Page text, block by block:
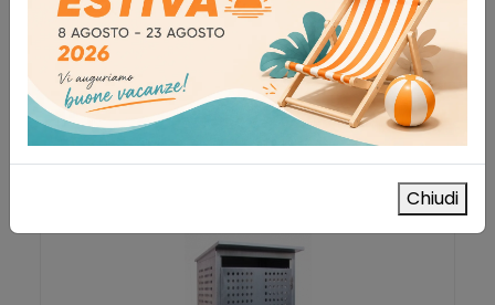
724,00€ IVA esclusa
AGGIUNGI AL CARRELLO
Aggiungi alla lista dei desideri
Chiudi